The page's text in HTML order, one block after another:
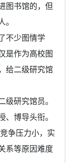
图书馆的，但
不少图情学
是作为高校图
给二级研究馆
研究馆员。
博导头衔。
争压力小，实
系等原因难度